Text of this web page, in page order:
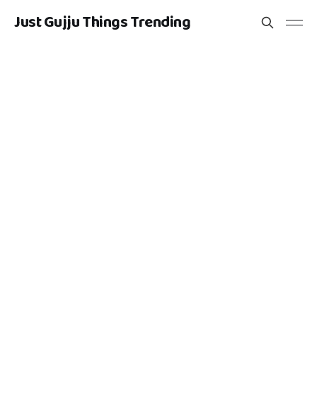
Just Gujju Things Trending